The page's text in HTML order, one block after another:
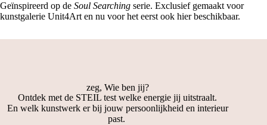
Geïnspireerd op de Soul Searching serie. Exclusief gemaakt voor
kunstgalerie Unit4Art en nu voor het eerst ook hier beschikbaar.
zeg, Wie ben jij?
Ontdek met de STEIL test welke energie jij uitstraalt.
En welk kunstwerk er bij jouw persoonlijkheid en interieur
past.